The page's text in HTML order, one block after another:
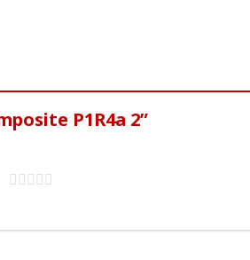
P1R4a 2”